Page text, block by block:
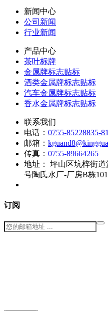
新闻中心
公司新闻
行业新闻
产品中心
茶叶标牌
金属牌标志贴标
酒类金属牌标志贴标
汽车金属牌标志贴标
香水金属牌标志贴标
联系我们
电话： 0755-85228835-
邮箱：
传真： 0755-89664265
地址：
坪山区坑梓街
号陶氏水厂-厂房B栋
订阅